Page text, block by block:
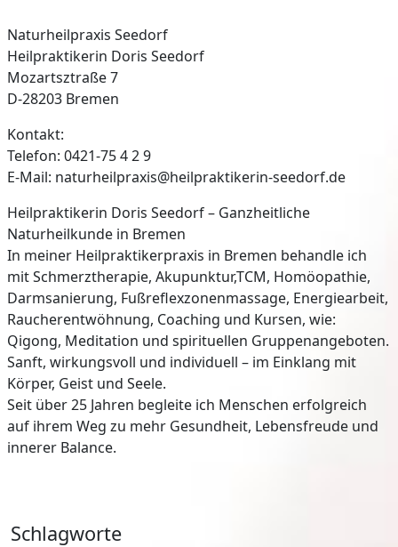
Naturheilpraxis Seedorf
Heilpraktikerin Doris Seedorf
Mozartsztraße 7
D-28203 Bremen
Kontakt:
Telefon: 0421-75 4 2 9
E-Mail: naturheilpraxis@heilpraktikerin-seedorf.de
Heilpraktikerin Doris Seedorf – Ganzheitliche
Naturheilkunde in Bremen
In meiner Heilpraktikerpraxis in Bremen behandle ich
mit Schmerztherapie, Akupunktur,TCM, Homöopathie,
Darmsanierung, Fußreflexzonenmassage, Energiearbeit,
Raucherentwöhnung, Coaching und Kursen, wie:
Qigong, Meditation und spirituellen Gruppenangeboten.
Sanft, wirkungsvoll und individuell – im Einklang mit
Körper, Geist und Seele.
Seit über 25 Jahren begleite ich Menschen erfolgreich
auf ihrem Weg zu mehr Gesundheit, Lebensfreude und
innerer Balance.
Schlagworte